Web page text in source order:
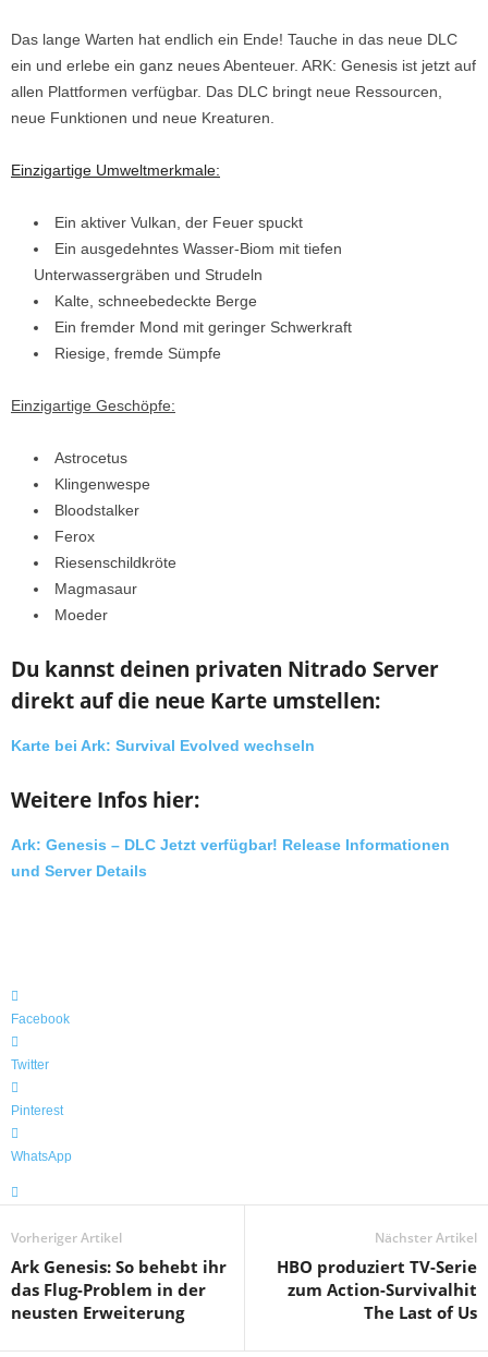
Das lange Warten hat endlich ein Ende! Tauche in das neue DLC
ein und erlebe ein ganz neues Abenteuer. ARK: Genesis ist jetzt auf
allen Plattformen verfügbar. Das DLC bringt neue Ressourcen,
neue Funktionen und neue Kreaturen.
Einzigartige Umweltmerkmale:
Ein aktiver Vulkan, der Feuer spuckt
Ein ausgedehntes Wasser-Biom mit tiefen
Unterwassergräben und Strudeln
Kalte, schneebedeckte Berge
Ein fremder Mond mit geringer Schwerkraft
Riesige, fremde Sümpfe
Einzigartige Geschöpfe:
Astrocetus
Klingenwespe
Bloodstalker
Ferox
Riesenschildkröte
Magmasaur
Moeder
Du kannst deinen privaten Nitrado Server
direkt auf die neue Karte umstellen:
Karte bei Ark: Survival Evolved wechseln
Weitere Infos hier:
Ark: Genesis – DLC Jetzt verfügbar! Release Informationen
und Server Details
Facebook
Twitter
Pinterest
WhatsApp
Vorheriger Artikel
Ark Genesis: So behebt ihr
das Flug-Problem in der
neusten Erweiterung
Nächster Artikel
HBO produziert TV-Serie
zum Action-Survivalhit
The Last of Us